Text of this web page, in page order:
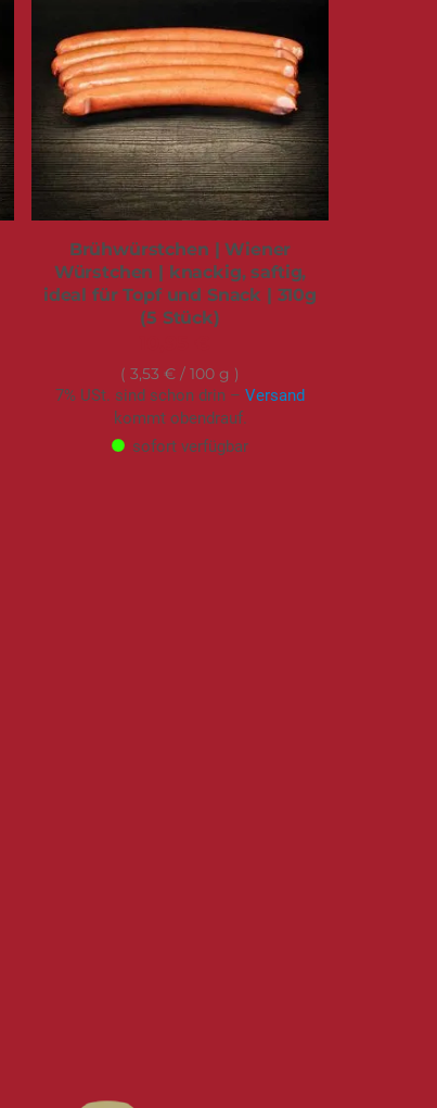
Brühwürstchen | Wiener
Würstchen | knackig, saftig,
ideal für Topf und Snack | 310g
(5 Stück)
3,53 € / 100 g
7% USt. sind schon drin – Versand
kommt obendrauf.
sofort verfügbar